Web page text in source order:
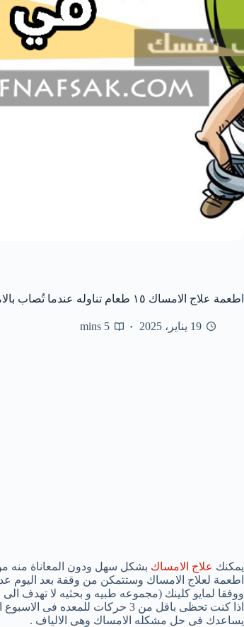
اطعمة علاج الامساك ١٥ طعام تناوله عندما تُصاب بالامساك وسينتهي بعد يوم
19 يناير، 2025 5 mins
يمكنك علاج الامساك بشكل سهل ودون المعاناة منه
اطعمة لعلاج الامساك وستتمكن من وقفة بعد اليوم
ووفقا لمايو كلينك (مجموعه طبيه و بحثيه لا تهدف
اذا كنت تحظى باقل من 3 حركات
يساعدك فى حل مشكله الامساك وهى الالياف .